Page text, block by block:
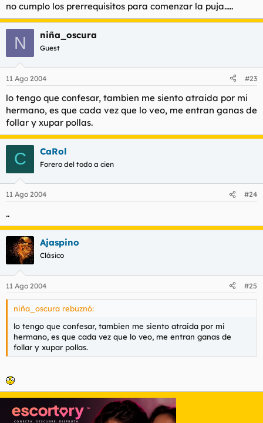
no cumplo los prerrequisitos para comenzar la puja.....
N niña_oscura
Guest
11 Ago 2004 #23
lo tengo que confesar, tambien me siento atraida por mi
hermano, es que cada vez que lo veo, me entran ganas de
follar y xupar pollas.
C CaRol
Forero del todo a cien
11 Ago 2004 #24
..
Ajaspino
Clásico
11 Ago 2004 #25
niña_oscura rebuznó:
lo tengo que confesar, tambien me siento atraida por mi
hermano, es que cada vez que lo veo, me entran ganas de
follar y xupar pollas.